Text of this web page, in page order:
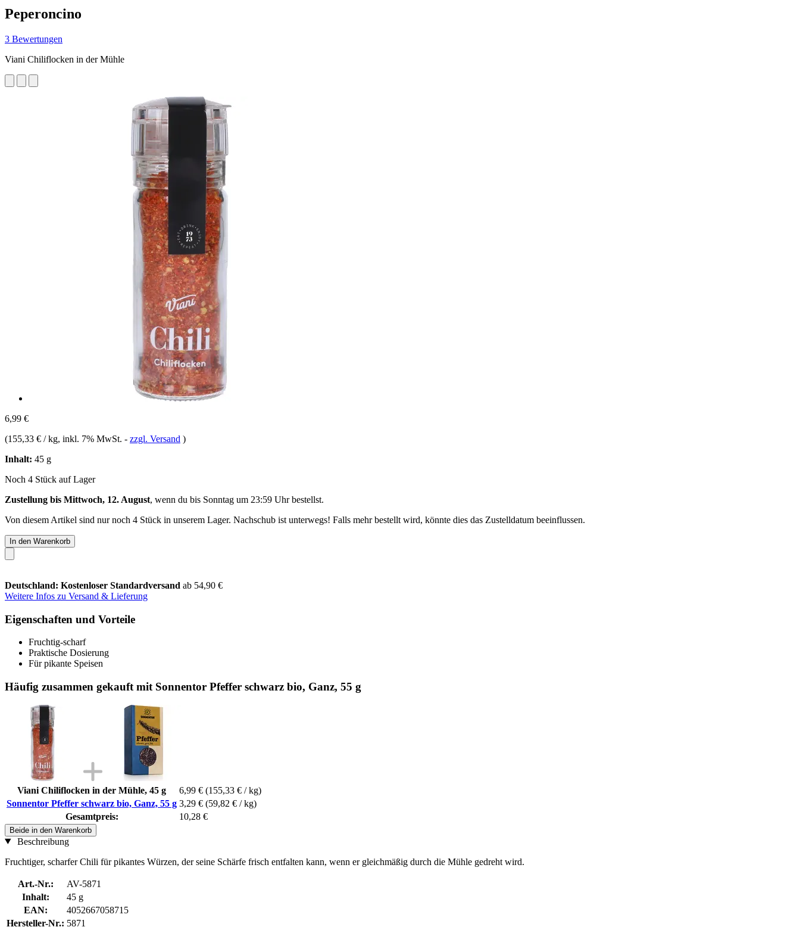
Peperoncino
3 Bewertungen
Viani Chiliflocken in der Mühle
6,99 €
(155,33 € / kg, inkl. 7% MwSt. - zzgl. Versand )
Inhalt: 45 g
Noch 4 Stück auf Lager
Zustellung bis Mittwoch, 12. August, wenn du bis Sonntag um 23:59 Uhrbestellst.
Von diesem Artikel sind nur noch 4 Stück in unserem Lager. Nachschub ist unterwegs! Falls mehr bestellt wird, könnte dies das Zustelldatum beeinflussen.
In den Warenkorb
Deutschland: Kostenloser Standardversand ab 54,90 €
Weitere Infos zu Versand & Lieferung
Eigenschaften und Vorteile
Fruchtig-scharf
Praktische Dosierung
Für pikante Speisen
Häufig zusammen gekauft mit Sonnentor Pfeffer schwarz bio, Ganz, 55 g
Viani Chiliflocken in der Mühle, 45 g 6,99 € (155,33 € / kg)
Sonnentor Pfeffer schwarz bio, Ganz, 55 g 3,29 € (59,82 € / kg)
Gesamtpreis:
10,28 €
Beide in den Warenkorb
Beschreibung
Fruchtiger, scharfer Chili für pikantes Würzen, der seine Schärfe frisch entfalten kann, wenn er gleichmäßig durch die Mühle gedreht wird.
Art.-Nr.:
AV-5871
Inhalt:
45 g
EAN:
4052667058715
Hersteller-Nr.: 5871